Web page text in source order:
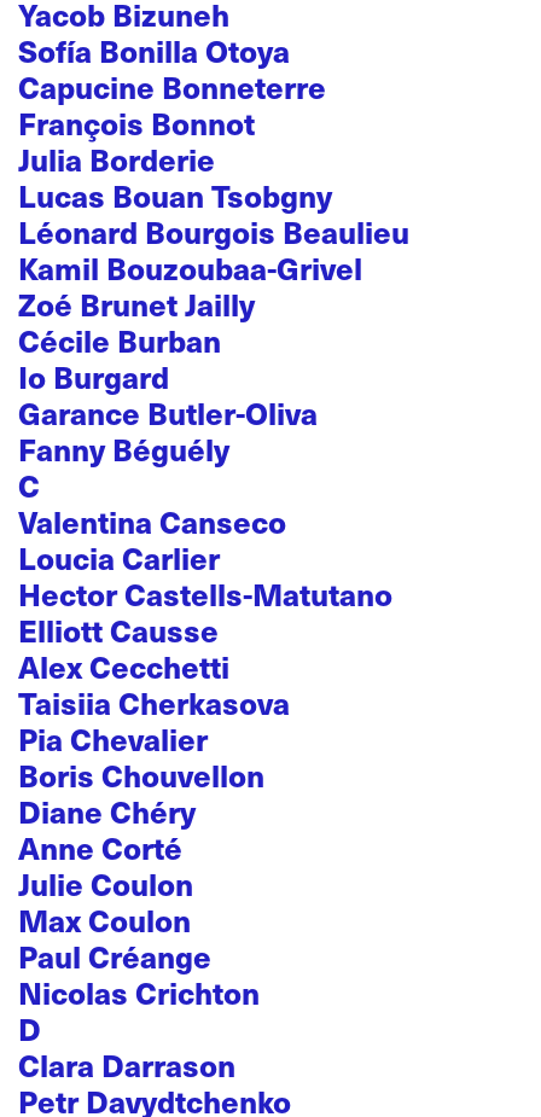
Yacob Bizuneh
Sofía Bonilla Otoya
Capucine Bonneterre
François Bonnot
Julia Borderie
Lucas Bouan Tsobgny
Léonard Bourgois Beaulieu
Kamil Bouzoubaa-Grivel
Zoé Brunet Jailly
Cécile Burban
Io Burgard
Garance Butler-Oliva
Fanny Béguély
C
Valentina Canseco
Loucia Carlier
Hector Castells-Matutano
Elliott Causse
Alex Cecchetti
Taisiia Cherkasova
Pia Chevalier
Boris Chouvellon
Diane Chéry
Anne Corté
Julie Coulon
Max Coulon
Paul Créange
Nicolas Crichton
D
Clara Darrason
Petr Davydtchenko